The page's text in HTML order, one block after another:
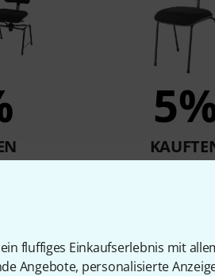
fluffiges Einkaufserlebnis mit
Angebote, personalisierte